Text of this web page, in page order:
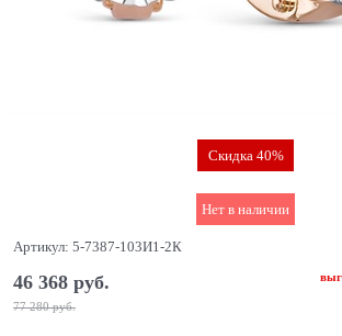
Скидка 40%
Нет в наличии
Артикул: 5-7387-103И1-2К
77 280 руб.
46 368 руб.